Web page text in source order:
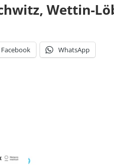
Wettin-
Facebook WhatsApp